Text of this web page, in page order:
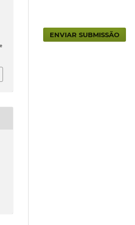
ENVIAR SUBMISSÃO